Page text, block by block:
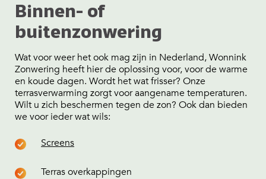
Binnen- of
buitenzonwering
Wat voor weer het ook mag zijn in Nederland, Wonnink
Zonwering heeft hier de oplossing voor, voor de warme
en koude dagen. Wordt het wat frisser? Onze
terrasverwarming zorgt voor aangename temperaturen.
Wilt u zich beschermen tegen de zon? Ook dan bieden
we voor ieder wat wils:
Screens
Terras overkappingen